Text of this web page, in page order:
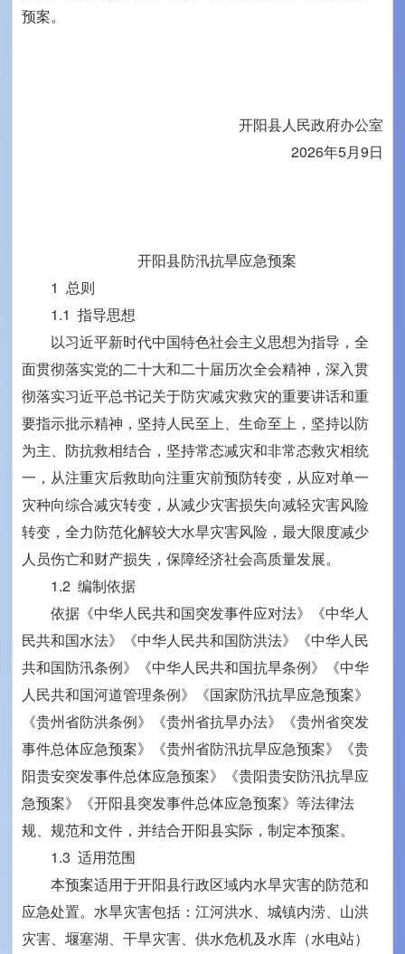
预案。
开阳县人民政府办公室
2026年5月9日
开阳县防汛抗旱应急预案
1 总则
1.1 指导思想
以习近平新时代中国特色社会主义思想为指导，全
面贯彻落实党的二十大和二十届历次全会精神，深入贯
彻落实习近平总书记关于防灾减灾救灾的重要讲话和重
要指示批示精神，坚持人民至上、生命至上，坚持以防
为主、防抗救相结合，坚持常态减灾和非常态救灾相统
一，从注重灾后救助向注重灾前预防转变，从应对单一
灾种向综合减灾转变，从减少灾害损失向减轻灾害风险
转变，全力防范化解较大水旱灾害风险，最大限度减少
人员伤亡和财产损失，保障经济社会高质量发展。
1.2 编制依据
依据《中华人民共和国突发事件应对法》《中华人
民共和国水法》《中华人民共和国防洪法》《中华人民
共和国防汛条例》《中华人民共和国抗旱条例》《中华
人民共和国河道管理条例》《国家防汛抗旱应急预案》
《贵州省防洪条例》《贵州省抗旱办法》《贵州省突发
事件总体应急预案》《贵州省防汛抗旱应急预案》《贵
阳贵安突发事件总体应急预案》《贵阳贵安防汛抗旱应
急预案》《开阳县突发事件总体应急预案》等法律法
规、规范和文件，并结合开阳县实际，制定本预案。
1.3 适用范围
本预案适用于开阳县行政区域内水旱灾害的防范和
应急处置。水旱灾害包括：江河洪水、城镇内涝、山洪
灾害、堰塞湖、干旱灾害、供水危机及水库（水电站）